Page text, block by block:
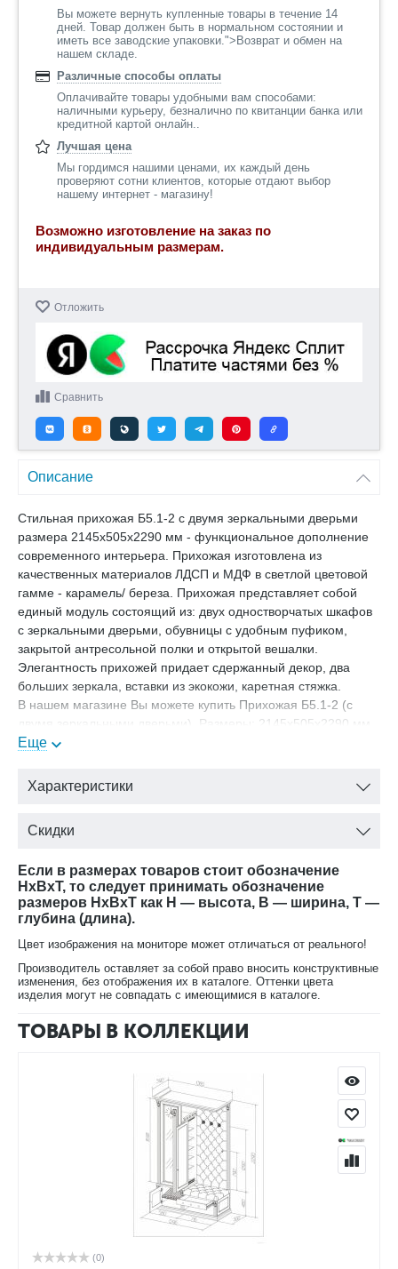
Вы можете вернуть купленные товары в течение 14
дней. Товар должен быть в нормальном состоянии и
иметь все заводские упаковки.">Возврат и обмен на
нашем складе.
Различные способы оплаты
Оплачивайте товары удобными вам способами:
наличными курьеру, безналично по квитанции банка или
кредитной картой онлайн..
Лучшая цена
Мы гордимся нашими ценами, их каждый день
проверяют сотни клиентов, которые отдают выбор
нашему интернет - магазину!
Возможно изготовление на заказ по
индивидуальным размерам.
Отложить
Сравнить
Описание
Стильная прихожая Б5.1-2 с двумя зеркальными дверьми
размера 2145х505х2290 мм - функциональное дополнение
современного интерьера. Прихожая изготовлена из
качественных материалов ЛДСП и МДФ в светлой цветовой
гамме - карамель/ береза. Прихожая представляет собой
единый модуль состоящий из: двух одностворчатых шкафов
с зеркальными дверьми, обувницы с удобным пуфиком,
закрытой антресольной полки и открытой вешалки.
Элегантность прихожей придает сдержанный декор, два
больших зеркала, вставки из экокожи, каретная стяжка.
В нашем магазине Вы можете купить Прихожая Б5.1-2 (с
двумя зеркальными дверьми), Размеры: 2145х505х2290 мм,
цвет карамель/ береза с доставкой.
Еще
Характеристики
Скидки
Если в размерах товаров стоит обозначение
HxBxT, то следует принимать обозначение
размеров HxBxT как H — высота, B — ширина, T —
глубина (длина).
Цвет изображения на мониторе может отличаться от реального!
Производитель оставляет за собой право вносить конструктивные
изменения, без отображения их в каталоге. Оттенки цвета
изделия могут не совпадать с имеющимися в каталоге.
ТОВАРЫ В КОЛЛЕКЦИИ
(0)